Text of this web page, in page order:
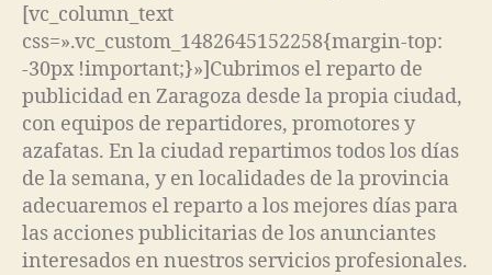
[vc_column_text
css=».vc_custom_1482645152258{margin-top:
-30px !important;}»]Cubrimos el reparto de
publicidad en Zaragoza desde la propia ciudad,
con equipos de repartidores, promotores y
azafatas. En la ciudad repartimos todos los días
de la semana, y en localidades de la provincia
adecuaremos el reparto a los mejores días para
las acciones publicitarias de los anunciantes
interesados en nuestros servicios profesionales.